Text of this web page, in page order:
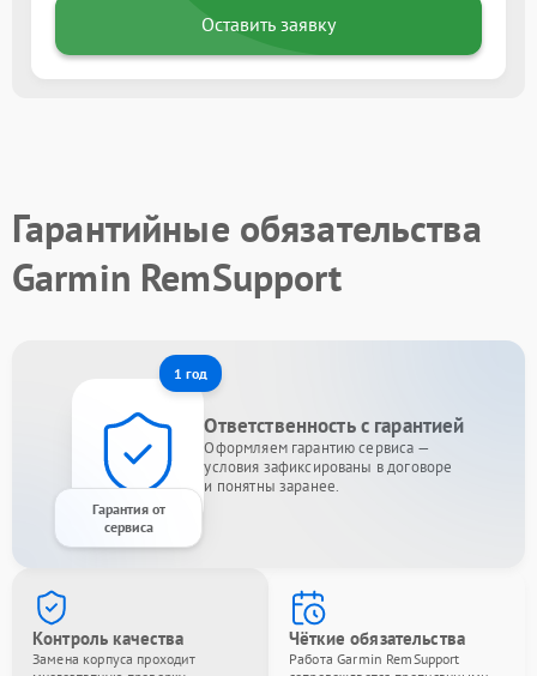
Оставить заявку
Гарантийные обязательства
Garmin RemSupport
1 год
Гарантия от
сервиса
Ответственность с гарантией
Оформляем гарантию сервиса —
условия зафиксированы в договоре
и понятны заранее.
Контроль качества
Замена корпуса проходит
Чёткие обязательства
Работа Garmin RemSupport